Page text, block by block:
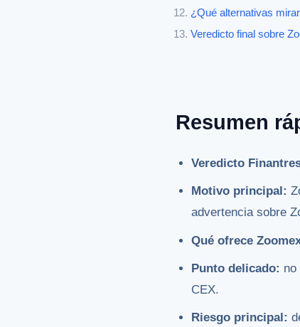
¿Qué alternativas
Veredicto final sobre
Resumen
Veredicto
Motivo principal:
advertencia sobre
Qué ofrece
Punto delicado: no
CEX.
Riesgo principal: